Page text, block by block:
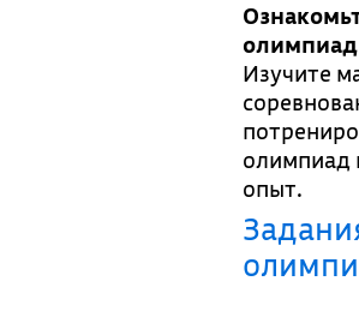
олимпиад
Изучите
олимпиад
опыт.